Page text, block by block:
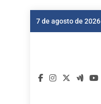
7 de agosto de 2026